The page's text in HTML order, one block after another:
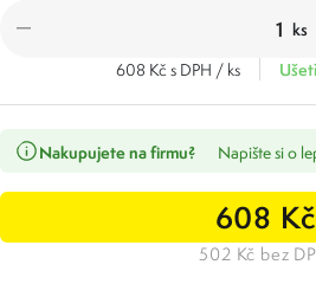
ks
608 Kč s DPH / ks
Nakupujete na firmu? Napište si o
608 Kč
502 Kč bez